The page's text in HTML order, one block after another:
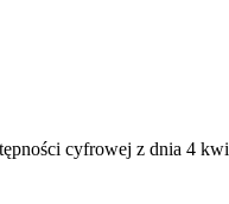
cyfrowej z dnia 4